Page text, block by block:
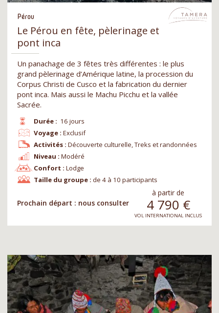
Pérou
Le Pérou en fête, pèlerinage et
pont inca
Un panachage de 3 fêtes très différentes : le plus
grand pèlerinage d’Amérique latine, la procession du
Corpus Christi de Cusco et la fabrication du dernier
pont inca. Mais aussi le Machu Picchu et la vallée
Sacrée.
Durée : 16 jours
Niveau : Modéré
Voyage : Exclusif
Confort : Lodge
Activités : Découverte culturelle, Treks et randonnées
Taille du groupe : de 4 à 10 participants
Prochain départ : nous consulter
à partir de
4 790 €
VOL INTERNATIONAL INCLUS